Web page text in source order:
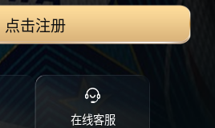
点击注册
在线客服